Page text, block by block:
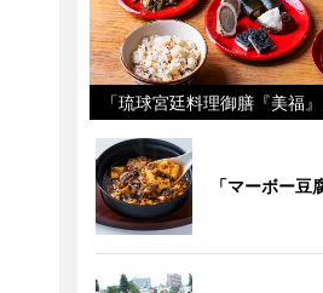
「琉球宮廷料理御膳『美福』
「マーボー豆